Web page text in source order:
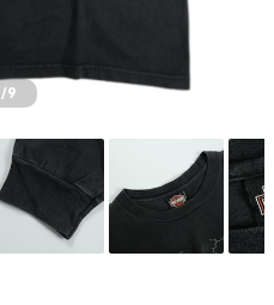
/9